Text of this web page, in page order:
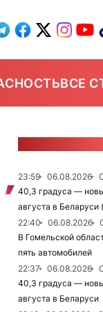
ВСЕ
23:59 06.08.2026
40,3 градуса —
августа в Беларуси
22:40
06.08.2026
В Гомельской
пять автомобилей
22:37
06.08.2026
40,3 градуса —
августа в Беларуси